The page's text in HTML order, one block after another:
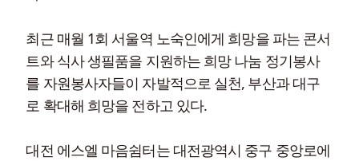
최근 매월 1회 서울역 노숙인에게 희망을 파는 콘서
트와 식사 생필품을 지원하는 희망 나눔 정기봉사
를 자원봉사자들이 자발적으로 실천, 부산과 대구
로 확대해 희망을 전하고 있다.
대전 에스엘 마음쉼터는 대전광역시 중구 중앙로에